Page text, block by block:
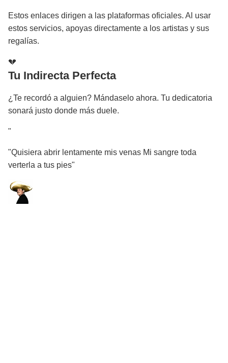
Estos enlaces dirigen a las plataformas oficiales. Al usar
estos servicios, apoyas directamente a los artistas y sus
regalías.
💔
Tu Indirecta Perfecta
¿Te recordó a alguien? Mándaselo ahora. Tu dedicatoria
sonará justo donde más duele.
"
"Quisiera abrir lentamente mis venas Mi sangre toda
verterla a tus pies"